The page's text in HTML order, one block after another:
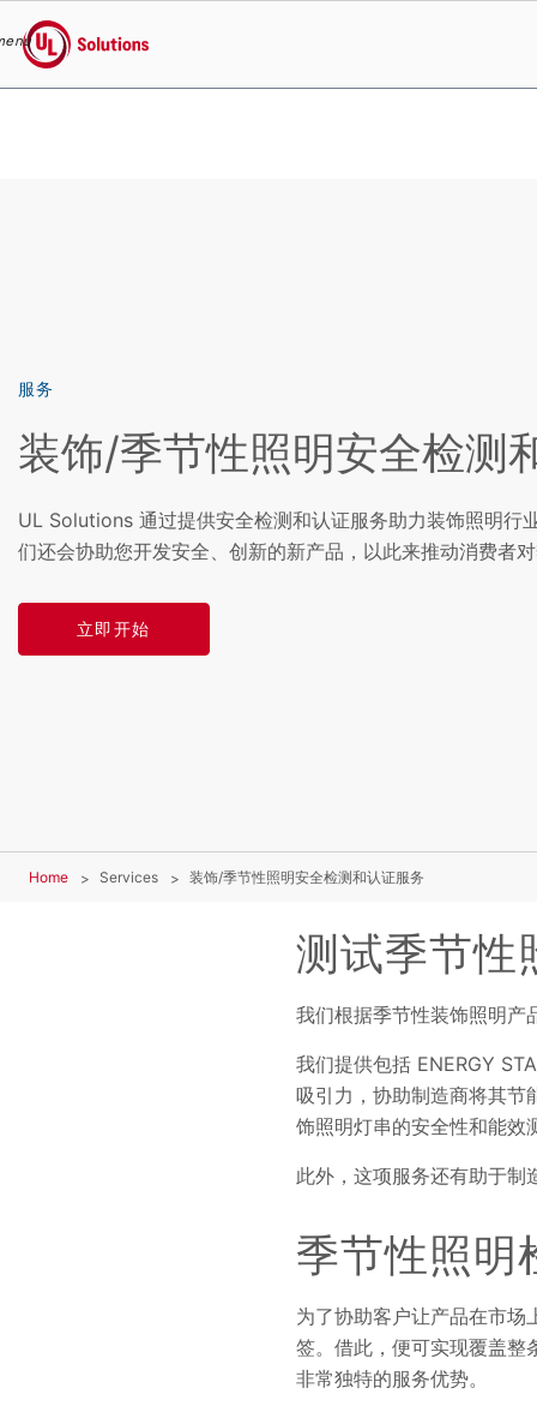
UL Solutions
服务
装饰/季节性照明安全检测
UL Solutions 通过提供安全检测和认证服务助力装饰照明行
们还会协助您开发安全、创新的新产品，以此来推动消费者
立即开始
Home Services 装饰/季节性照明安全检测和认证服务
测试季节性
我们根据季节性装饰照明
我们提供包括 ENERGY
吸引力，协助制造商将其节
饰照明灯串的安全性和能
此外，这项服务还有助于制
季节性照明
为了协助客户让产品在市场
签。借此，便可实现覆盖整
非常独特的服务优势。